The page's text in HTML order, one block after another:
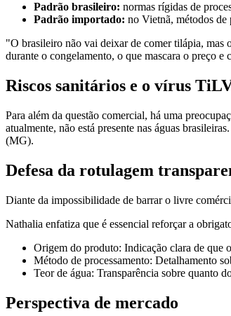
Padrão brasileiro: normas rígidas de
Padrão importado: no Vietnã, métodos de
"O brasileiro não vai deixar de comer tilápia, mas
durante o congelamento, o que mascara o preço
Riscos sanitários e o vírus
Para além da questão comercial, há uma
atualmente, não está presente nas águas
(MG).
Defesa da rotulagem
Diante da impossibilidade de barrar o livre
Nathalia enfatiza que é essencial reforçar a
Origem do produto: Indicação clara de que
Método de processamento: Detalhamento
Teor de água: Transparência sobre quanto
Perspectiva de mercado